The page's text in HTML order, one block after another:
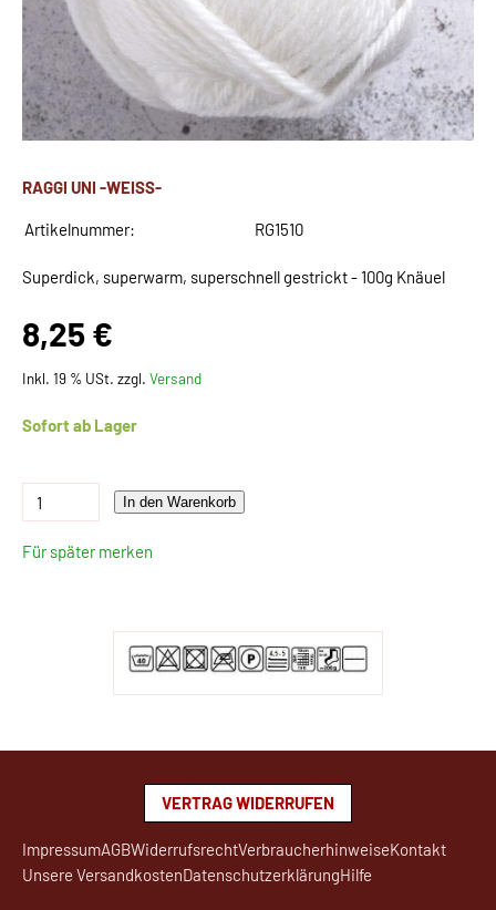
RAGGI UNI -WEISS-
Artikelnummer: RG1510
Superdick, superwarm, superschnell gestrickt - 100g Knäuel
8,25 €
Inkl. 19 % USt. zzgl. Versand
Sofort ab Lager
In den Warenkorb
Für später merken
VERTRAG WIDERRUFEN
ImpressumAGBWiderrufsrechtVerbraucherhinweiseKontakt
Unsere VersandkostenDatenschutzerklärungHilfe